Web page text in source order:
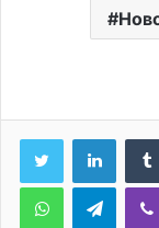
WhatsApp